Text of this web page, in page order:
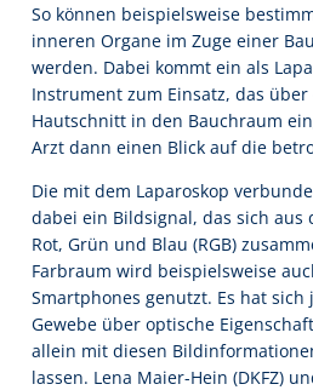
So können beispielsweise
inneren Organe im Zuge einer
werden. Dabei kommt ein als
Instrument zum Einsatz, das
Hautschnitt in den Bauchraum
Arzt dann einen Blick auf die
Die mit dem Laparoskop
dabei ein Bildsignal, das sich aus
Rot, Grün und Blau (RGB)
Farbraum wird beispielsweise
Smartphones genutzt. Es hat sich
Gewebe über optische
allein mit diesen
lassen. Lena Maier-Hein (DKFZ)